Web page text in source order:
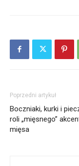
Poprzedni artykuł
Boczniaki, kurki i
roli „mięsnego”
mięsa